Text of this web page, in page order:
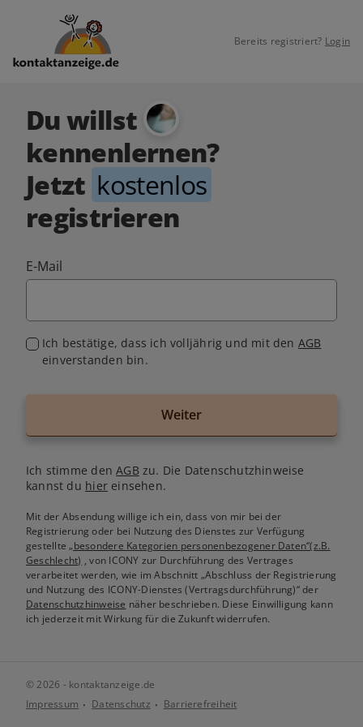
Bereits registriert? Login
Du willst
kennenlernen?
Jetzt kostenlos
registrieren
E-Mail
Ich bestätige, dass ich volljährig und mit den AGB
einverstanden bin.
Weiter
Ich stimme denAGB zu. Die Datenschutzhinweise
kannst du hiereinsehen.
Mit der Absendung willige ich ein, dass von mir bei der
Registrierung oder bei Nutzung des Dienstes zur Verfügung
gestellte„besondere Kategorien personenbezogener Daten“(z.B.
Geschlecht) , von ICONY zur Durchführung des Vertrages
verarbeitet werden, wie im Abschnitt „Abschluss der Registrierung
und Nutzung des ICONY-Dienstes (Vertragsdurchführung)“ der
Datenschutzhinweise näher beschrieben. Diese Einwilligung kann
ich jederzeit mit Wirkung für die Zukunft widerrufen.
© 2026 - kontaktanzeige.de
Impressum
Datenschutz Barrierefreiheit